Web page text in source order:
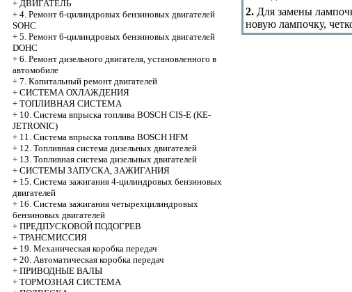
+ ДВИГАТЕЛЬ
+ 4. Ремонт 6-цилиндровых бензиновых двигателей
SOHC
+ 5. Ремонт 6-цилиндровых бензиновых двигателей
DOHC
+ 6. Ремонт дизельного двигателя, установленного в
автомобиле
+ 7. Капитальный ремонт двигателей
+ СИСТЕМА ОХЛАЖДЕНИЯ
+ ТОПЛИВНАЯ СИСТЕМА
+ 10. Система впрыска топлива BOSCH CIS-E (KE-
JETRONIC)
+ 11. Система впрыска топлива BOSCH HFM
+ 12. Топливная система дизельных двигателей
+ 13. Топливная система дизельных двигателей
+ СИСТЕМЫ ЗАПУСКА, ЗАЖИГАНИЯ
+ 15. Система зажигания 4-цилиндровых бензиновых
двигателей
+ 16. Система зажигания четырехцилиндровых
бензиновых двигателей
+ ПРЕДПУСКОВОЙ ПОДОГРЕВ
+ ТРАНСМИССИЯ
+ 19. Механическая коробка передач
+ 20. Автоматическая коробка передач
+ ПРИВОДНЫЕ ВАЛЫ
+ ТОРМОЗНАЯ СИСТЕМА
2. Для замены
новую лампочку,